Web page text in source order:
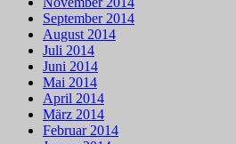
September 2014
August 2014
Juli 2014
Juni 2014
Mai 2014
April 2014
März 2014
Februar 2014